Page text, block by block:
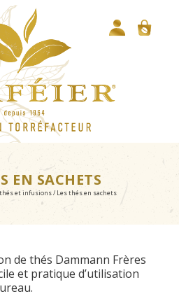
EN SACHETS
et infusions/ Les thés en sachets
de thés Dammann Frères
et pratique d’utilisation